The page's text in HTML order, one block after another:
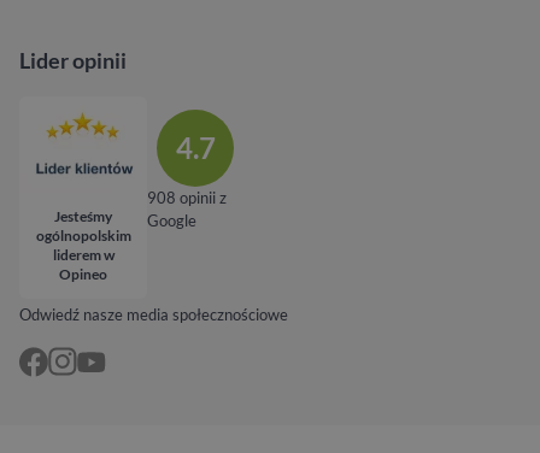
Odwiedź nasze media społecznościowe
Lider opinii
Jesteśmy
ogólnopolskim
liderem w
Opineo
4.7
908 opinii z
Google